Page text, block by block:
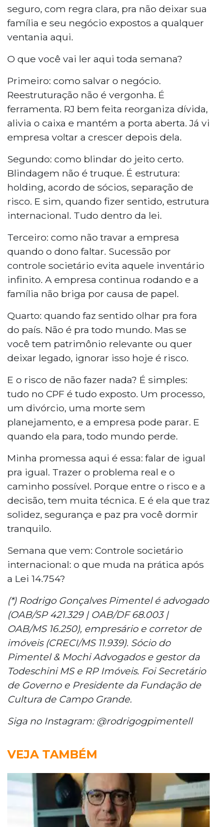
seguro, com regra clara, pra não deixar sua
família e seu negócio expostos a qualquer
ventania aqui.
O que você vai ler aqui toda semana?
Primeiro: como salvar o negócio.
Reestruturação não é vergonha. É
ferramenta. RJ bem feita reorganiza dívida,
alivia o caixa e mantém a porta aberta. Já vi
empresa voltar a crescer depois dela.
Segundo: como blindar do jeito certo.
Blindagem não é truque. É estrutura:
holding, acordo de sócios, separação de
risco. E sim, quando fizer sentido, estrutura
internacional. Tudo dentro da lei.
Terceiro: como não travar a empresa
quando o dono faltar. Sucessão por
controle societário evita aquele inventário
infinito. A empresa continua rodando e a
família não briga por causa de papel.
Quarto: quando faz sentido olhar pra fora
do país. Não é pra todo mundo. Mas se
você tem patrimônio relevante ou quer
deixar legado, ignorar isso hoje é risco.
E o risco de não fazer nada? É simples:
tudo no CPF é tudo exposto. Um processo,
um divórcio, uma morte sem
planejamento, e a empresa pode parar. E
quando ela para, todo mundo perde.
Minha promessa aqui é essa: falar de igual
pra igual. Trazer o problema real e o
caminho possível. Porque entre o risco e a
decisão, tem muita técnica. E é ela que traz
solidez, segurança e paz pra você dormir
tranquilo.
Semana que vem: Controle societário
internacional: o que muda na prática após
a Lei 14.754?
(*) Rodrigo Gonçalves Pimentel é advogado
(OAB/SP 421.329 | OAB/DF 68.003 |
OAB/MS 16.250), empresário e corretor de
imóveis (CRECI/MS 11.939). Sócio do
Pimentel & Mochi Advogados e gestor da
Todeschini MS e RP Imóveis. Foi Secretário
de Governo e Presidente da Fundação de
Cultura de Campo Grande.
Siga no Instagram: @rodrigogpimentell
VEJA TAMBÉM